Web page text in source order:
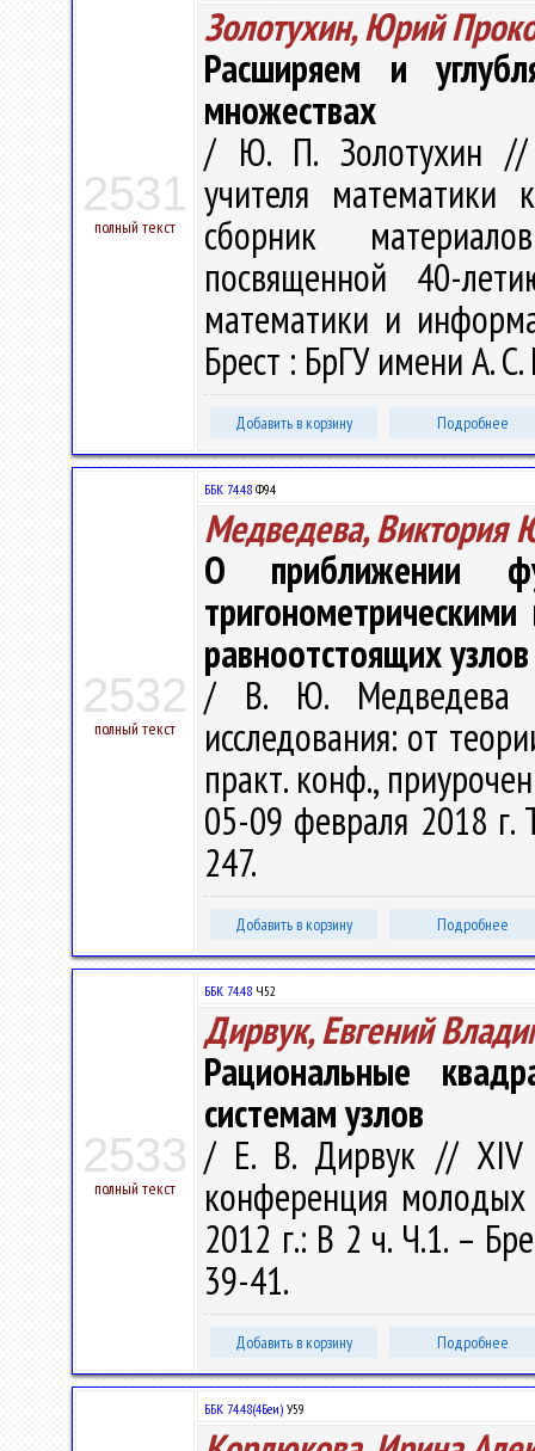
2531
полный текст
Золотухин, Юрий
Расширяем и
множествах
/ Ю. П. Золотухин //
учителя
сборник
посвященной 40-
математики и
Брест : БрГУ имени А.
Добавить в корзину Подробнее
2532
полный текст
ББК 74.48 Ф94
Медведева, Виктория
О приближении
равноотстоящих узлов
/ В. Ю. Медведева
исследования: от
практ. конф.,
05-09 февраля 2018
247.
Добавить в корзину Подробнее
2533
полный текст
ББК 74.48 Ч52
Дирвук, Евгений
Рациональные
системам узлов
/ Е. В. Дирвук // XIV
конференция
2012 г.: В 2 ч. Ч.1. –
39-41.
Добавить в корзину Подробнее
ББК 74.48(4Беи) У59